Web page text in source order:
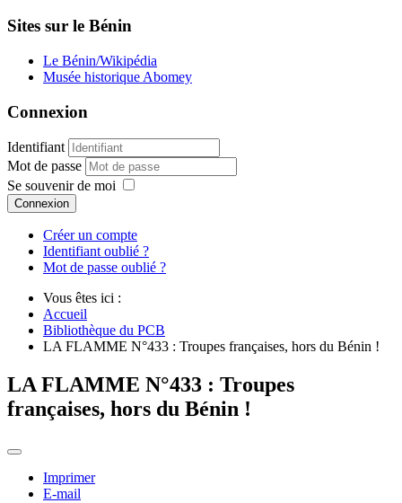
Sites sur le Bénin
Le Bénin/Wikipédia
Musée historique Abomey
Connexion
Identifiant
Mot de passe
Se souvenir de moi
Connexion
Créer un compte
Identifiant oublié ?
Mot de passe oublié ?
Vous êtes ici :
Accueil
Bibliothèque du PCB
LA FLAMME N°433 : Troupes françaises, hors du Bénin !
LA FLAMME N°433 : Troupes
françaises, hors du Bénin !
Imprimer
E-mail